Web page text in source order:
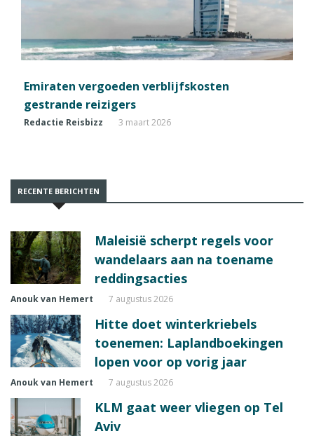
Emiraten vergoeden verblijfskosten
gestrande reizigers
Redactie Reisbizz 3 maart 2026
RECENTE BERICHTEN
Maleisië scherpt regels voor
wandelaars aan na toename
reddingsacties
Anouk van Hemert 7 augustus 2026
Hitte doet winterkriebels
toenemen: Laplandboekingen
lopen voor op vorig jaar
Anouk van Hemert 7 augustus 2026
KLM gaat weer vliegen op Tel
Aviv